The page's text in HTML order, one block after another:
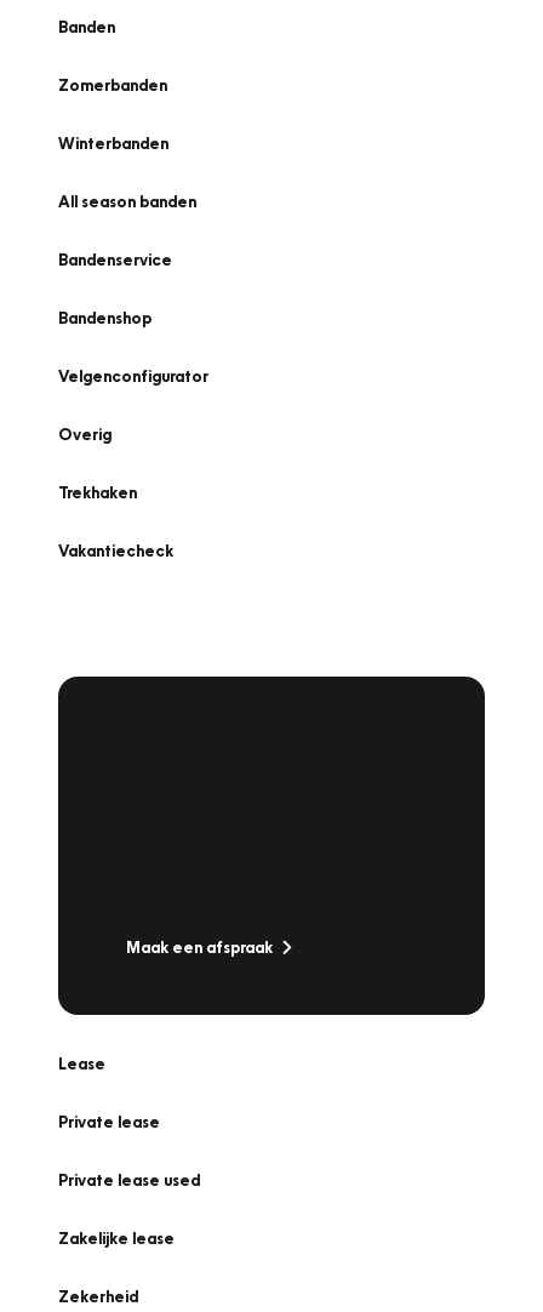
Banden
Zomerbanden
Winterbanden
All season banden
Bandenservice
Bandenshop
Velgenconfigurator
Overig
Trekhaken
Vakantiecheck
Maak een afspraak
Lease
Private lease
Private lease used
Zakelijke lease
Zekerheid